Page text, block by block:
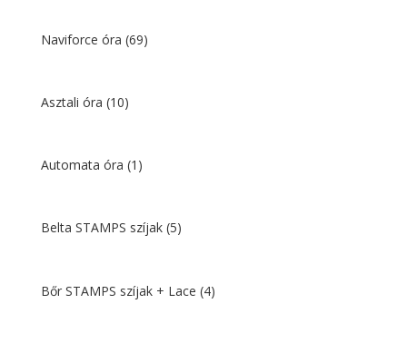
Naviforce óra (69)
Asztali óra (10)
Automata óra (1)
Belta STAMPS szíjak (5)
Bőr STAMPS szíjak + Lace (4)